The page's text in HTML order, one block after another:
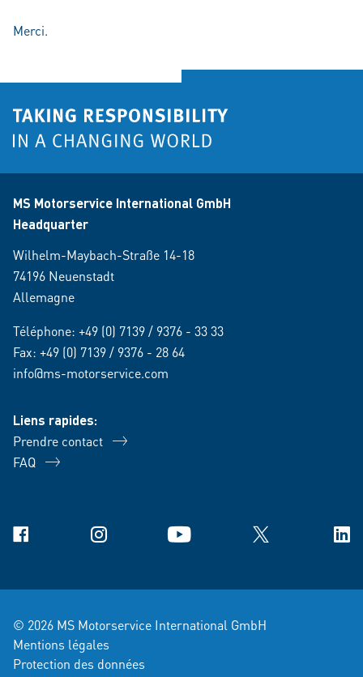
Merci.
MS Motorservice International GmbH
Headquarter
Wilhelm-Maybach-Straße 14-18
74196 Neuenstadt
Allemagne
Téléphone: +49 (0) 7139 / 9376 - 33 33
Fax: +49 (0) 7139 / 9376 - 28 64
info@ms-motorservice.com
Liens rapides:
Prendre contact
FAQ
Facebook Instagram YouTube X
© 2026 MS Motorservice International GmbH
Mentions légales
Protection des données